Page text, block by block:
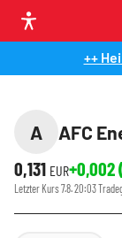
++
A
AFC
0,131 EUR+0,002
Letzter Kurs7.8. 20:03